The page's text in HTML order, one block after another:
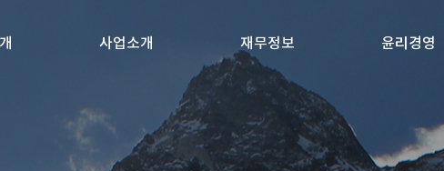
사업소개 재무정보 윤리경영